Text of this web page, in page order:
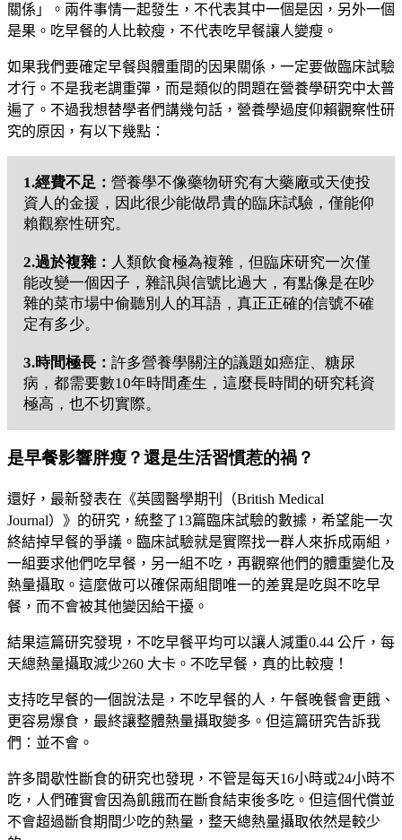
關係」。兩件事情一起發生，不代表其中一個是因，另外一個
是果。吃早餐的人比較瘦，不代表吃早餐讓人變瘦。
如果我們要確定早餐與體重間的因果關係，一定要做臨床試驗
才行。不是我老調重彈，而是類似的問題在營養學研究中太普
遍了。不過我想替學者們講幾句話，營養學過度仰賴觀察性研
究的原因，有以下幾點：
1.經費不足： 營養學不像藥物研究有大藥廠或天使投
資人的金援，因此很少能做昂貴的臨床試驗，僅能仰
賴觀察性研究。
2.過於複雜： 人類飲食極為複雜，但臨床研究一次僅
能改變一個因子，雜訊與信號比過大，有點像是在吵
雜的菜市場中偷聽別人的耳語，真正正確的信號不確
定有多少。
3.時間極長： 許多營養學關注的議題如癌症、糖尿
病，都需要數10年時間產生，這麼長時間的研究耗資
極高，也不切實際。
是早餐影響胖瘦？還是生活習慣惹的禍？
還好，最新發表在《英國醫學期刊（British Medical
Journal）》的研究，統整了13篇臨床試驗的數據，希望能一次
終結掉早餐的爭議。臨床試驗就是實際找一群人來拆成兩組，
一組要求他們吃早餐，另一組不吃，再觀察他們的體重變化及
熱量攝取。這麼做可以確保兩組間唯一的差異是吃與不吃早
餐，而不會被其他變因給干擾 。
結果這篇研究發現，不吃早餐平均可以讓人減重0.44 公斤，每
天總熱量攝取減少260 大卡。不吃早餐，真的比較瘦！
支持吃早餐的一個說法是，不吃早餐的人，午餐晚餐會更餓、
更容易爆食，最終讓整體熱量攝取變多。但這篇研究告訴我
們：並不會。
許多間歇性斷食的研究也發現，不管是每天16小時或24小時不
吃，人們確實會因為飢餓而在斷食結束後多吃。但這個代償並
不會超過斷食期間少吃的熱量，整天總熱量攝取依然是較少